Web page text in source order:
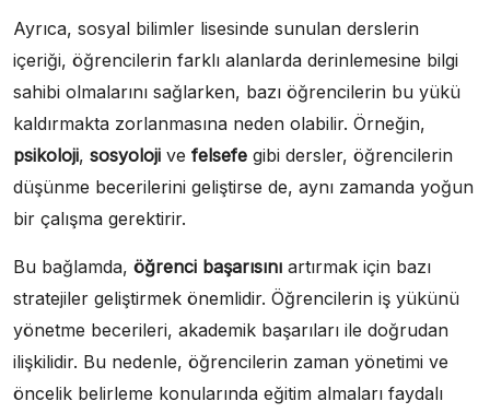
Ayrıca, sosyal bilimler lisesinde sunulan derslerin
içeriği, öğrencilerin farklı alanlarda derinlemesine bilgi
sahibi olmalarını sağlarken, bazı öğrencilerin bu yükü
kaldırmakta zorlanmasına neden olabilir. Örneğin,
psikoloji, sosyoloji ve felsefe gibi dersler, öğrencilerin
düşünme becerilerini geliştirse de, aynı zamanda yoğun
bir çalışma gerektirir.
Bu bağlamda, öğrenci başarısını artırmak için bazı
stratejiler geliştirmek önemlidir. Öğrencilerin iş yükünü
yönetme becerileri, akademik başarıları ile doğrudan
ilişkilidir. Bu nedenle, öğrencilerin zaman yönetimi ve
öncelik belirleme konularında eğitim almaları faydalı